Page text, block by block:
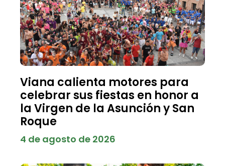
Viana calienta motores para
celebrar sus fiestas en honor a
la Virgen de la Asunción y San
Roque
4 de agosto de 2026